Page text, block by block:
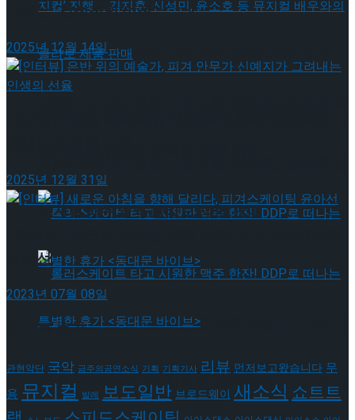
혜화로운 공연생활, 자립준비 청년 후원 방송
롤러스케이트 타고 시원한 맥주 한잔! DDP로 떠
나는 특별한 휴가 <동대문 바이브>
뮤지컬 배우와의 콜라보 제품 판매
롤러스케이트 타고 시원한 맥주 한잔! DDP로 떠
그리는 ‘감성적인 여정’
2025년 12월 14일
2025년 12월 31일
윤아선
2023년 07월 08일
태그로 보기
관현악단 국악 금주의공연소식 기획 기획기사 리뷰 먼저보고왔습니다 무
용 뮤지컬 발레 보도일반 브로드웨이 새소식쇼트트